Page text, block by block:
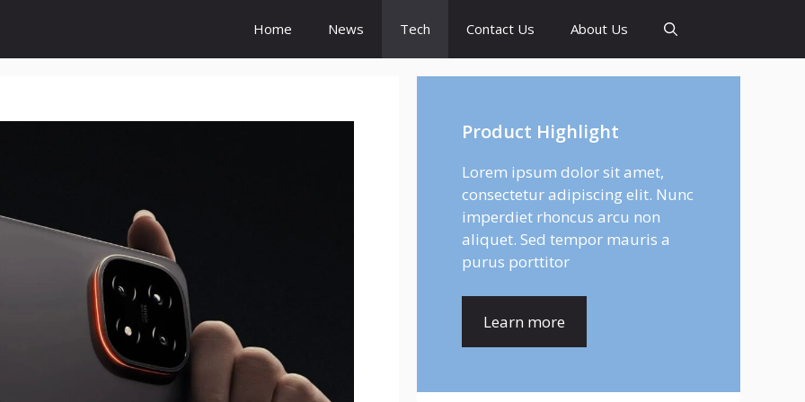
Home News Tech Contact Us About Us
Product Highlight
Lorem ipsum dolor sit amet,
consectetur adipiscing elit. Nunc
imperdiet rhoncus arcu non
aliquet. Sed tempor mauris a
purus porttitor
Learn more